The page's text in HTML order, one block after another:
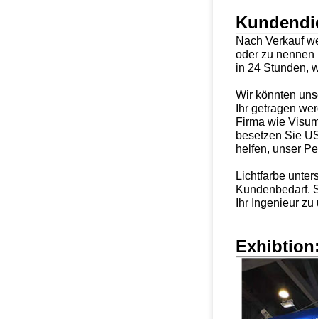
Nach Verkauf
oder zu nennen
in 24 Stunden,
Wir könnten
Ihr getragen
Firma wie
besetzen Sie
helfen, unser
Lichtfarbe
Kundenbedarf.
Ihr Ingenieur